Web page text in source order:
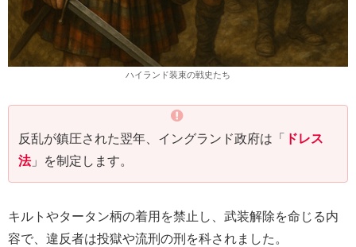
ハイランド装束の戦史たち
反乱が鎮圧された翌年、イングランド政府は「
ドレス
法」を制定します。
キルトやタータン柄の着用を禁止し、武装解除を命じる内
容で、違反者は投獄や流刑の刑を科されました。